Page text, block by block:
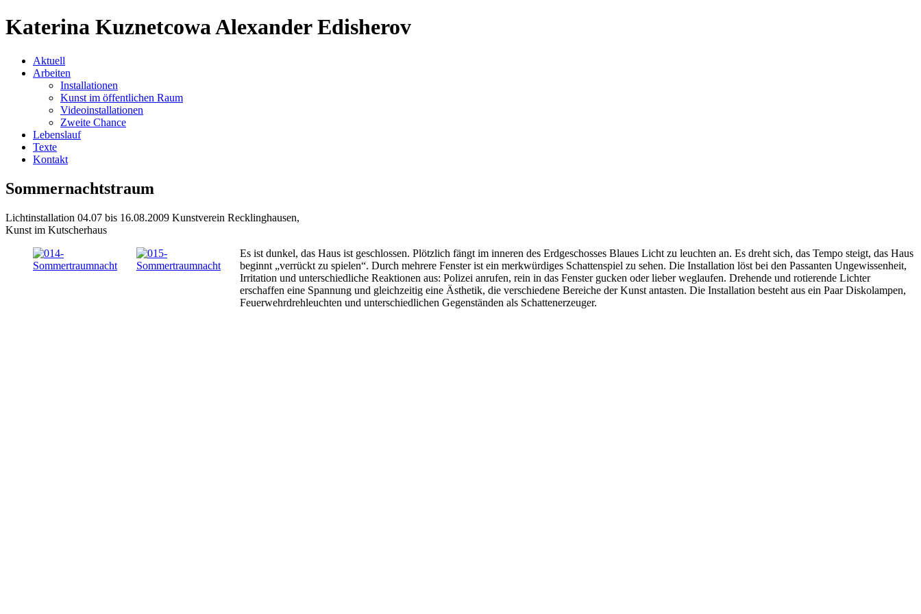
Katerina Kuznetcowa Alexander Edisherov
Aktuell
Arbeiten
Installationen
Kunst im öffentlichen Raum
Videoinstallationen
Zweite Chance
Lebenslauf
Texte
Kontakt
Sommernachtstraum
Lichtinstallation 04.07 bis 16.08.2009 Kunstverein Recklinghausen,
Kunst im Kutscherhaus
Es ist dunkel, das Haus ist geschlossen. Plötzlich fängt im inneren des Erdgeschosses Blaues Licht zu leuchten an. Es dreht sich, das Tempo steigt, das Haus
beginnt „verrückt zu spielen“. Durch mehrere Fenster ist ein merkwürdiges Schattenspiel zu sehen. Die Installation löst bei den Passanten Ungewissenheit,
Irritation und unterschiedliche Reaktionen aus: Polizei anrufen, rein in das Fenster gucken oder lieber weglaufen. Drehende und rotierende Lichter
erschaffen eine Spannung und gleichzeitig eine Ästhetik, die verschiedene Bereiche der Kunst antasten. Die Installation besteht aus ein Paar Diskolampen,
Feuerwehrdrehleuchten und unterschiedlichen Gegenständen als Schattenerzeuger.